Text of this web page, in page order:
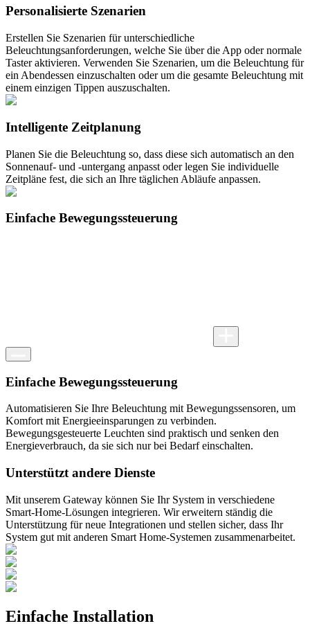
Personalisierte Szenarien
Erstellen Sie Szenarien für unterschiedliche
Beleuchtungsanforderungen, welche Sie über die App oder normale
Taster aktivieren. Verwenden Sie Szenarien, um die Beleuchtung für
ein Abendessen einzuschalten oder um die gesamte Beleuchtung mit
einem einzigen Tippen auszuschalten.
Intelligente Zeitplanung
Planen Sie die Beleuchtung so, dass diese sich automatisch an den
Sonnenauf- und -untergang anpasst oder legen Sie individuelle
Zeitpläne fest, die sich an Ihre täglichen Abläufe anpassen.
Einfache Bewegungssteuerung
Einfache Bewegungssteuerung
Automatisieren Sie Ihre Beleuchtung mit Bewegungssensoren, um
Komfort mit Energieeinsparungen zu verbinden.
Bewegungsgesteuerte Leuchten sind praktisch und senken den
Energieverbrauch, da sie sich nur bei Bedarf einschalten.
Unterstützt andere Dienste
Mit unserem Gateway können Sie Ihr System in verschiedene
Smart-Home-Lösungen integrieren. Wir erweitern ständig die
Unterstützung für neue Integrationen und stellen sicher, dass Ihr
System gut mit anderen Smart Home-Systemen zusammenarbeitet.
Einfache Installation